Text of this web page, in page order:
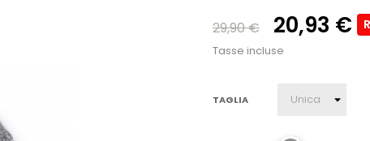
29,90 € 20,93 €
Tasse incluse
TAGLIA